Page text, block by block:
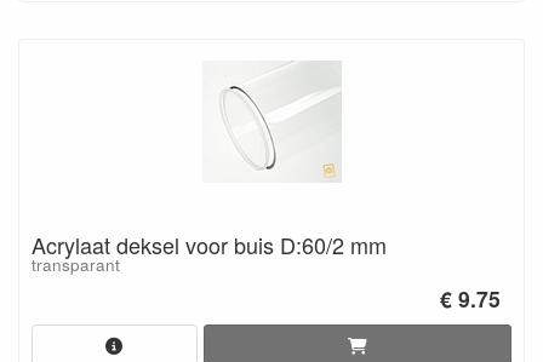
Acrylaat deksel voor buis D:60/2 mm
transparant
€ 9.75